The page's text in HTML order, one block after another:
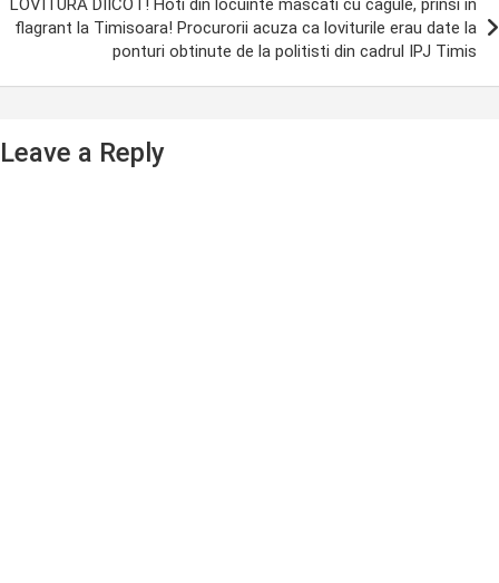
LOVITURA DIICOT! Hoti din locuinte mascati cu cagule, prinsi in
flagrant la Timisoara! Procurorii acuza ca loviturile erau date la
ponturi obtinute de la politisti din cadrul IPJ Timis
Leave a Reply